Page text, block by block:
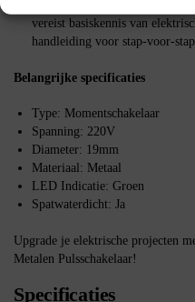
vereist basiskennis van
handleiding voor stap-voor-
Belangrijke specificaties
Type: Momentschakelaar
Spanning: 220V
Diameter: 19mm
Materiaal: Metaal
LED Indicatie: Groen
Spatwaterdicht: Ja
Upgrade je elektrische projecten
Metalen Pulsschakelaar!
Specificaties